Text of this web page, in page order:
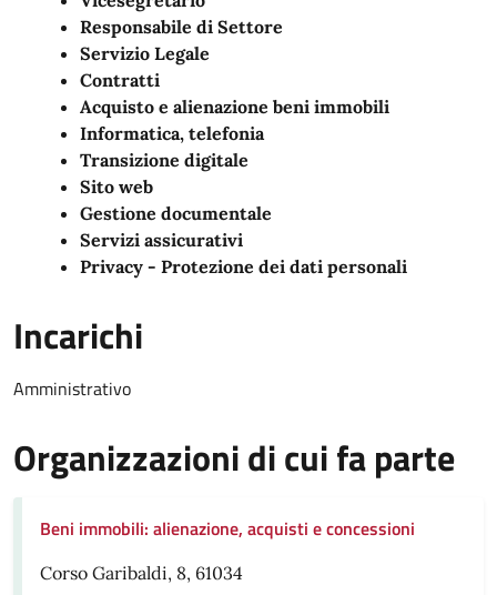
Responsabile di Settore
Servizio Legale
Contratti
Acquisto e alienazione beni immobili
Informatica, telefonia
Transizione digitale
Sito web
Gestione documentale
Servizi assicurativi
Privacy - Protezione dei dati personali
Incarichi
Amministrativo
Organizzazioni di cui fa parte
Beni immobili: alienazione, acquisti e concessioni
Corso Garibaldi, 8, 61034